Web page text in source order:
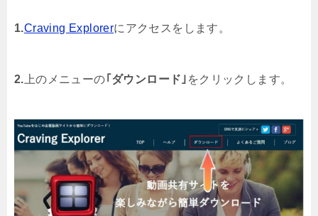
1.Craving Explorerにアクセスをします。
2. 上のメニューの｢ダウンロード｣ をクリックします。